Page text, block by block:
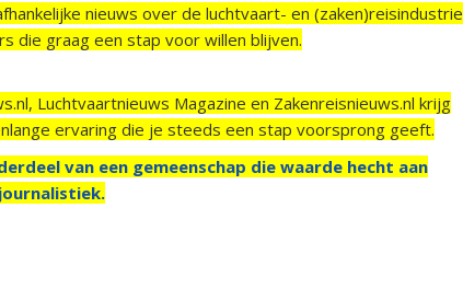
nieuws over de luchtvaart- en (zaken)reisindustrie
die graag een stap voor willen blijven.
Luchtvaartnieuws Magazine en Zakenreisnieuws.nl krijg
ervaring die je steeds een stap voorsprong geeft.
van een gemeenschap die waarde hecht aan